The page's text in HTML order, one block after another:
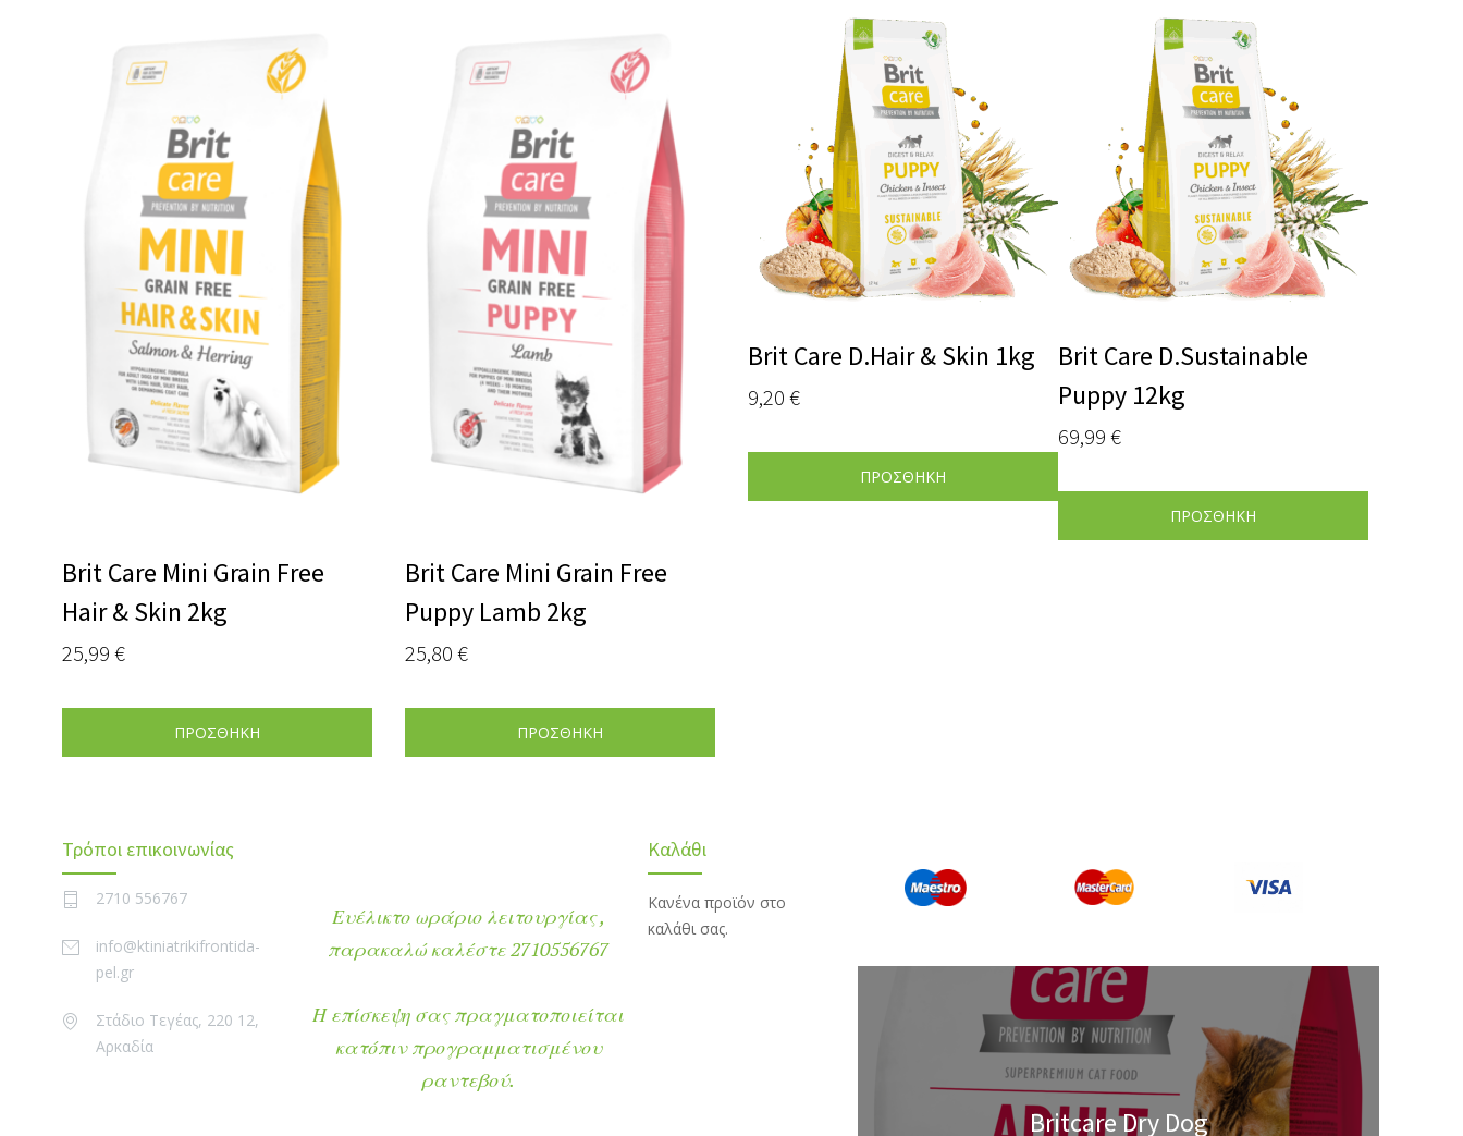
Brit Care Mini Grain Free
Hair & Skin 2kg
25,99 €
ΠΡΟΣΘΗΚΗ
Brit Care Mini Grain Free
Puppy Lamb 2kg
25,80 €
ΠΡΟΣΘΗΚΗ
Brit Care D.Hair & Skin 1kg
9,20 €
ΠΡΟΣΘΗΚΗ
Brit Care D.Sustainable
Puppy 12kg
69,99 €
ΠΡΟΣΘΗΚΗ
Τρόποι επικοινωνίας
2710 556767
info@ktiniatrikifrontida-
pel.gr
Στάδιο Τεγέας, 220 12,
Αρκαδία
Ευέλικτο ωράριο λειτουργίας ,
παρακαλώ καλέστε 2710556767
Η επίσκεψη σας πραγματοποιείται
κατόπιν προγραμματισμένου
ραντεβού.
Καλάθι
Κανένα προϊόν στο
καλάθι σας.
Britcare Dry Dog